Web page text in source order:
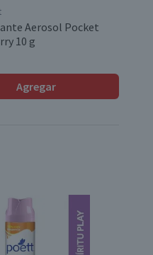
Aerosol Pocket
10 g
Agregar